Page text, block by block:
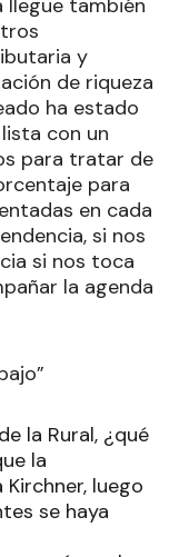
llegue también
y
de riqueza
ha estado
con un
para tratar de
para
en cada
si nos
si nos toca
la agenda
la Rural, ¿qué
la
luego
se haya